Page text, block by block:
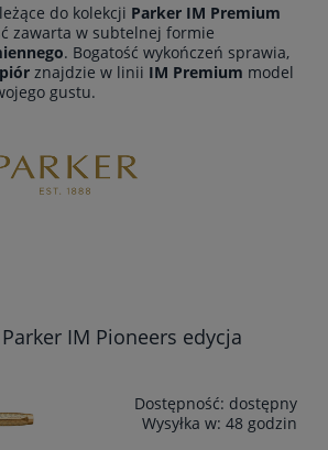
do kolekcji Parker IM Premium
zawarta w subtelnej formie
. Bogatość wykończeń sprawia,
piór znajdzie w linii IM Premium model
gustu.
IM Pioneers edycja
Dostępność: dostępny
Wysyłka w: 48 godzin